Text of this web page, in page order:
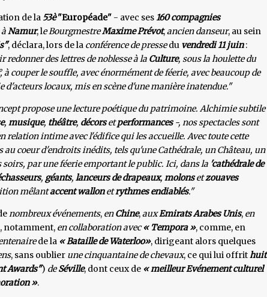
de la 53è"Européade" - avec ses 160 compagnies
àNamur, le BourgmestreMaxime Prévot,ancien danseur, au sein
, déclara, lors de la conférence de pressedu vendredi 11 juin:
des lettres de noblesse à la Culture, sous la houlette du
à couper le souffle, avec énormément de féerie, avec beaucoup de
d'acteurs locaux, mis en scène d'une manière inatendue."
propose une lecture poétique du patrimoine. Alchimie subtile
, musique, théâtre, décorsetperformances-, nos spectacles sont
relation intime avec l'édifice qui les accueille. Avec toute cette
au coeur d'endroits inédits, tels qu'une Cathédrale, un Château, un
par une féerie emportant le public. Ici, dans la 'cathédrale de
, géants, lanceurs de drapeaux, molonsetzouaves
mêlantaccent wallonetrythmes endiablés."
nombreux événements, enChine,auxEmirats Arabes Unis, en
notamment, en collaboration avec « Tempora », comme, en
de la « Bataille de Waterloo», dirigeant alors quelques
, sans oublier une cinquantaine de chevaux, ce qui lui offrithuit
Awards") deSéville, dont ceux de « meilleur Evénement culturel
».